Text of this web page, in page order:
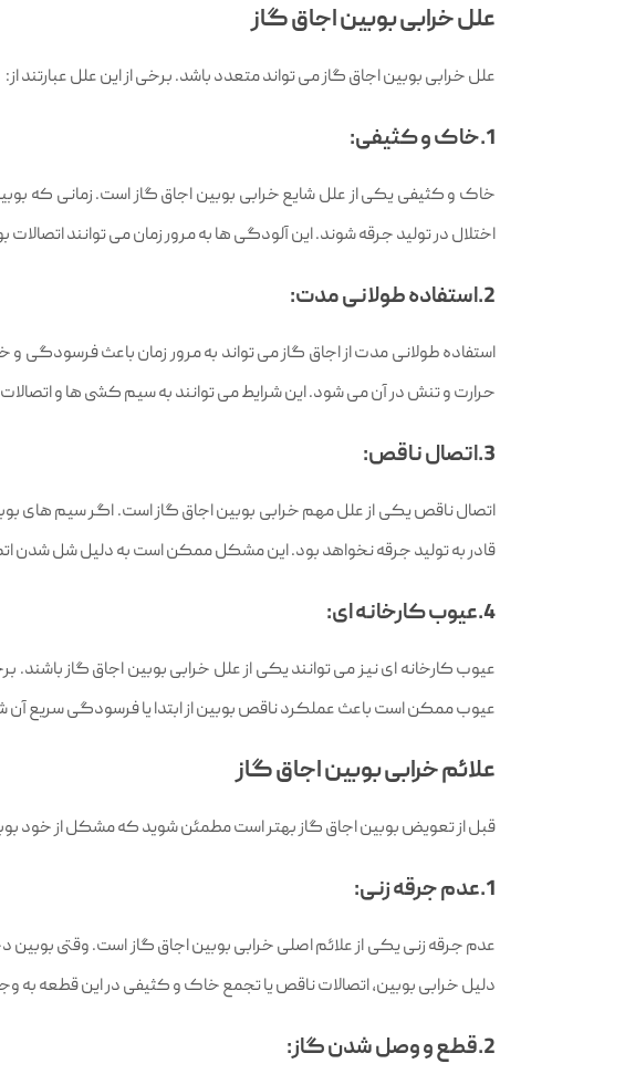
علل خرابی بوبین اجاق گاز
علل خرابی بوبین اجاق گاز می‌ تواند متعدد باشد. برخی از این علل عبارتند از:
1.خاک و کثیفی:
خاک و کثیفی یکی از علل شایع خرابی بوبین اجاق گاز است. زمانی که
اختلال در تولید جرقه شوند. این آلودگی‌ ها به مرور زمان می‌ توانند
2.استفاده طولانی مدت:
استفاده طولانی‌ مدت از اجاق گاز می‌ تواند به مرور زمان باعث
حرارت و تنش در آن می‌ شود. این شرایط می‌ توانند به سیم‌ کشی‌ ها و
3.اتصال ناقص:
اتصال ناقص یکی از علل مهم خرابی بوبین اجاق گاز است. اگر سیم‌ های
قادر به تولید جرقه نخواهد بود. این مشکل ممکن است به دلیل شل شدن
4.عیوب کارخانه‌ ای:
عیوب کارخانه‌ ای نیز می‌ توانند یکی از علل خرابی بوبین اجاق گاز
عیوب ممکن است باعث عملکرد ناقص بوبین از ابتدا یا فرسودگی سریع آن
علائم خرابی بوبین اجاق گاز
قبل از تعویض بوبین اجاق گاز بهتر است مطمئن شوید که مشکل از خود
1.عدم جرقه‌ زنی:
عدم جرقه‌ زنی یکی از علائم اصلی خرابی بوبین اجاق گاز است. وقتی
دلیل خرابی بوبین، اتصالات ناقص یا تجمع خاک و کثیفی در این قطعه به
2.قطع و وصل شدن گاز: